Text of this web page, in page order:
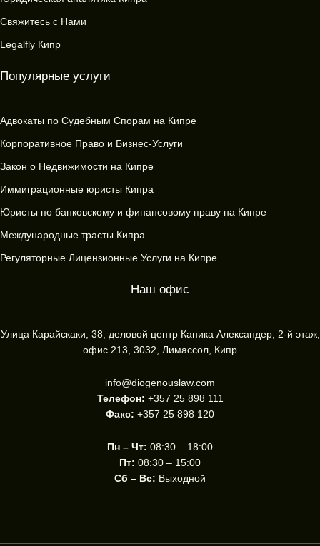
Свяжитесь с Нами
Legalfly Кипр
Популярные услуги
Адвокаты по Судебным Спорам на Кипре
Корпоративное Право и Бизнес-Услуги
Закон о Недвижимости на Кипре
Иммиграционные юристы Кипра
Юристы по банковскому и финансовому праву на Кипре
Международные трасты Кипра
Регуляторные Лицензионные Услуги на Кипре
Наш офис
Улица Карайскаки, 38, деловой центр Каника Александер, 2-й этаж,
офис 213, 3032, Лимассол, Кипр
info@diogenouslaw.com
Телефон: +357 25 898 111
Факс: +357 25 898 120
Пн – Чт: 08:30 – 18:00
Пт: 08:30 – 15:00
Сб – Вс: Выходной